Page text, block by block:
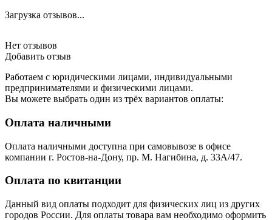
Загрузка отзывов...
Нет отзывов
Добавить отзыв
Работаем с юридическими лицами, индивидуальными
предпринимателями и физическими лицами.
Вы можете выбрать один из трёх вариантов оплаты:
Оплата наличными
Оплата наличными доступна при самовывозе в офисе
компании г. Ростов-на-Дону, пр. М. Нагибина, д. 33А/47.
Оплата по квитанции
Данный вид оплаты подходит для физических лиц из других
городов России. Для оплаты товара вам необходимо оформить